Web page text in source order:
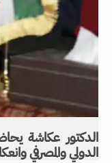
الدكتور عكاشة
الدولي والمصرفي